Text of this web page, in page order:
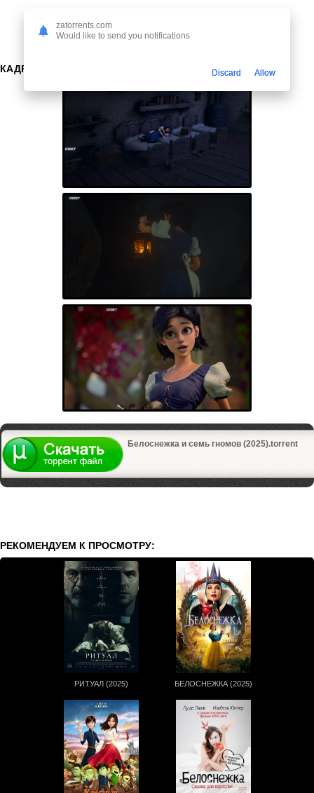
КАДРЫ:
Белоснежка и семь гномов (2025).torrent
РЕКОМЕНДУЕМ К ПРОСМОТРУ:
РИТУАЛ (2025) БЕЛОСНЕЖКА (2025)
zatorrents.com
Would like to send you notifications
Discard Allow